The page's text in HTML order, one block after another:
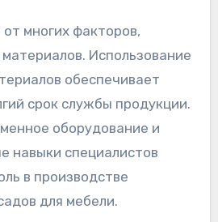
многих факторов,
Использование
обеспечивает
срок службы продукции.
оборудование и
навыки специалистов
в производстве
для мебели.